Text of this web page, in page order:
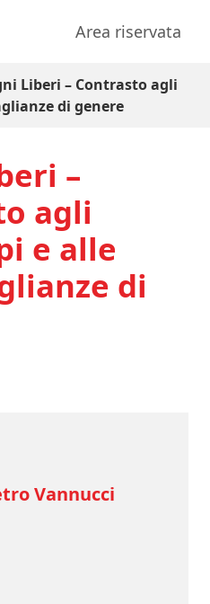
Area riservata
Liberi – Contrasto agli
di genere
–
agli
e alle
di
Vannucci